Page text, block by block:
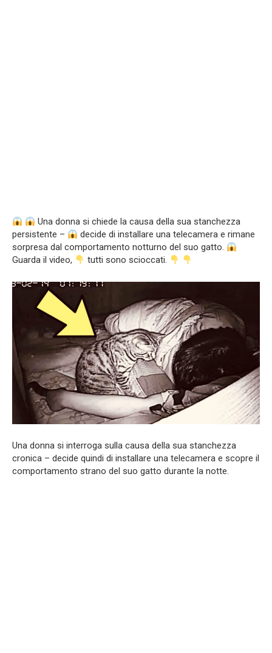
Una donna si chiede la causa della sua stanchezza
persistente –
decide di installare una telecamera e rimane
sorpresa dal comportamento notturno del suo gatto.
Guarda il video,
tutti sono scioccati.
Una donna si interroga sulla causa della sua stanchezza
cronica – decide quindi di installare una telecamera e scopre il
comportamento strano del suo gatto durante la notte.